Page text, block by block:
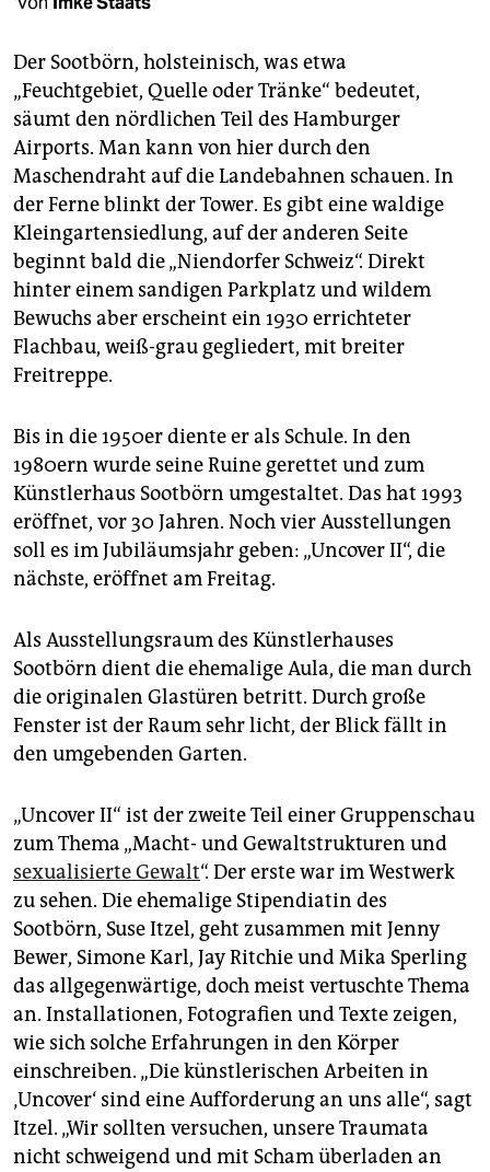
fragen & hilfe
unterstützen
abo
genossenschaft
epaper login
Der Sootbörn, holsteinisch, was etwa
„Feuchtgebiet, Quelle oder Tränke“ bedeutet,
säumt den nördlichen Teil des Hamburger
Airports. Man kann von hier durch den
Maschendraht auf die Landebahnen schauen. In
der Ferne blinkt der Tower. Es gibt eine waldige
Kleingartensiedlung, auf der anderen Seite
beginnt bald die „Niendorfer Schweiz“. Direkt
hinter einem sandigen Parkplatz und wildem
Bewuchs aber erscheint ein 1930 errichteter
Flachbau, weiß-grau gegliedert, mit breiter
Freitreppe.
Bis in die 1950er diente er als Schule. In den
1980ern wurde seine Ruine gerettet und zum
Künstlerhaus Sootbörn umgestaltet. Das hat 1993
eröffnet, vor 30 Jahren. Noch vier Ausstellungen
soll es im Jubiläumsjahr geben: „Uncover II“, die
nächste, eröffnet am Freitag.
Als Ausstellungsraum des Künstlerhauses
Sootbörn dient die ehemalige Aula, die man durch
die originalen Glastüren betritt. Durch große
Fenster ist der Raum sehr licht, der Blick fällt in
den umgebenden Garten.
„Uncover II“ ist der zweite Teil einer Gruppenschau
zum Thema „Macht- und Gewaltstrukturen und
sexualisierte Gewalt“. Der erste war im Westwerk
zu sehen. Die ehemalige Stipendiatin des
Sootbörn, Suse Itzel, geht zusammen mit Jenny
Bewer, Simone Karl, Jay Ritchie und Mika Sperling
das allgegenwärtige, doch meist vertuschte Thema
an. Installationen, Fotografien und Texte zeigen,
wie sich solche Erfahrungen in den Körper
einschreiben. „Die künstlerischen Arbeiten in
‚Uncover‘ sind eine Aufforderung an uns alle“, sagt
Itzel. „Wir sollten versuchen, unsere Traumata
nicht schweigend und mit Scham überladen an